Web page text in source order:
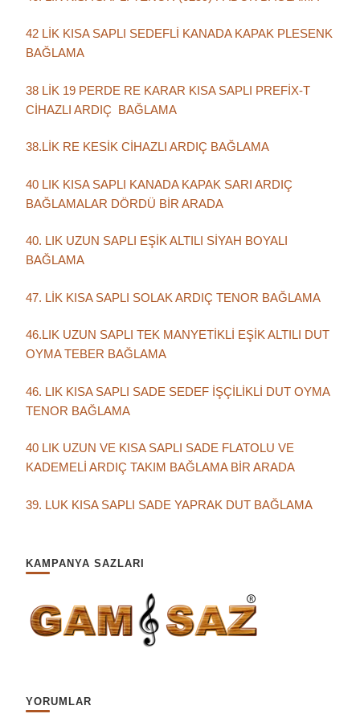
42 LİK KISA SAPLI SEDEFLİ KANADA KAPAK PLESENK
BAĞLAMA
38 LİK 19 PERDE RE KARAR KISA SAPLI PREFİX-T
CİHAZLI ARDIÇ BAĞLAMA
38.LİK RE KESİK CİHAZLI ARDIÇ BAĞLAMA
40 LIK KISA SAPLI KANADA KAPAK SARI ARDIÇ
BAĞLAMALAR DÖRDÜ BİR ARADA
40. LIK UZUN SAPLI EŞİK ALTILI SİYAH BOYALI
BAĞLAMA
47. LİK KISA SAPLI SOLAK ARDIÇ TENOR BAĞLAMA
46.LIK UZUN SAPLI TEK MANYETİKLİ EŞİK ALTILI DUT
OYMA TEBER BAĞLAMA
46. LIK KISA SAPLI SADE SEDEF İŞÇİLİKLİ DUT OYMA
TENOR BAĞLAMA
40 LIK UZUN VE KISA SAPLI SADE FLATOLU VE
KADEMELİ ARDIÇ TAKIM BAĞLAMA BİR ARADA
39. LUK KISA SAPLI SADE YAPRAK DUT BAĞLAMA
KAMPANYA SAZLARI
YORUMLAR